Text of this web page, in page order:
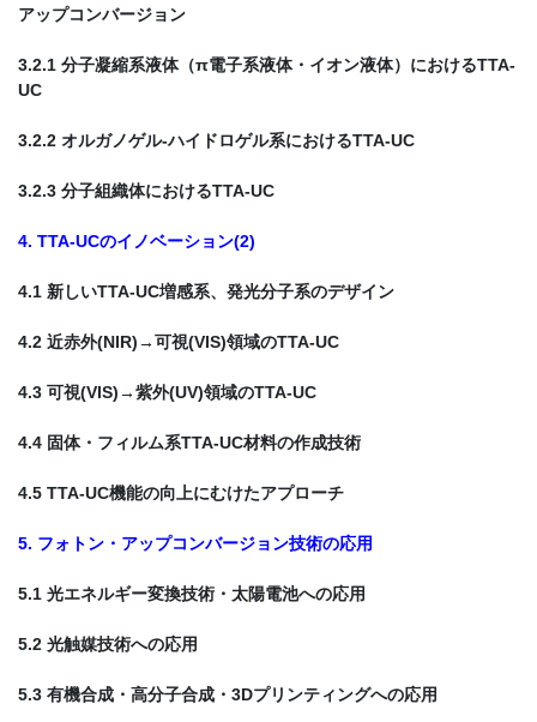
アップコンバージョン
3.2.1 分子凝縮系液体（π電子系液体・イオン液体）におけるTTA-
UC
3.2.2 オルガノゲル‐ハイドロゲル系におけるTTA-UC
3.2.3 分子組織体におけるTTA-UC
4. TTA-UCのイノベーション(2)
4.1 新しいTTA-UC増感系、発光分子系のデザイン
4.2 近赤外(NIR)→可視(VIS)領域のTTA-UC
4.3 可視(VIS)→紫外(UV)領域のTTA-UC
4.4 固体・フィルム系TTA-UC材料の作成技術
4.5 TTA-UC機能の向上にむけたアプローチ
5. フォトン・アップコンバージョン技術の応用
5.1 光エネルギー変換技術・太陽電池への応用
5.2 光触媒技術への応用
5.3 有機合成・高分子合成・3Dプリンティングへの応用